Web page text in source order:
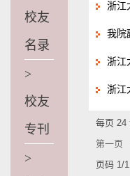
校友
名录
>
校友
专刊
>
友
浙江
联谊
我院
京校
浙江
分会
浙江
章程
每页 24
第一页
页码 1/1